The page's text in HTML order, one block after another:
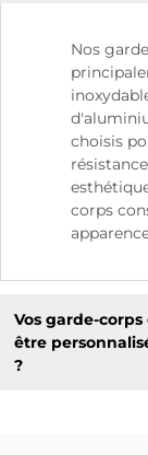
Nos
choisis
corps
Vos garde-
être
?